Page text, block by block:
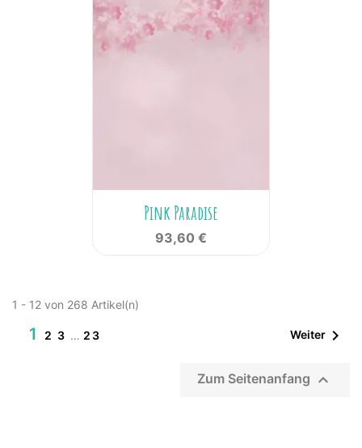
Pink Paradise
93,60 €
1 - 12 von 268 Artikel(n)
1 2 3 … 23 Weiter 
Zum Seitenanfang 